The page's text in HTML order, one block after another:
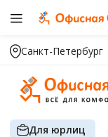
Санкт-Петербург
Для юрлиц